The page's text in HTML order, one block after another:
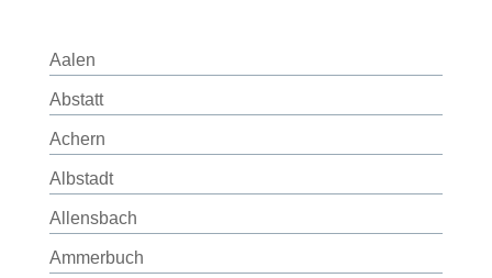
Aalen
Abstatt
Achern
Albstadt
Allensbach
Ammerbuch